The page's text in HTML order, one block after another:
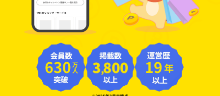
630万人 19年